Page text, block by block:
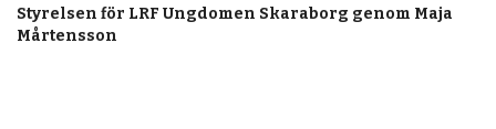
Styrelsen för LRF Ungdomen Skaraborg genom Maja
Mårtensson